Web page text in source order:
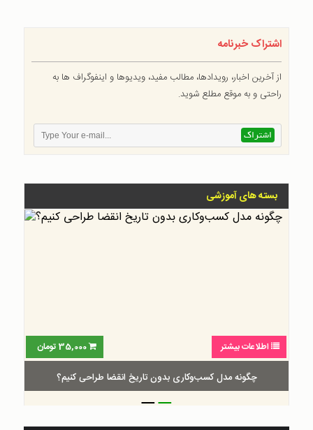
اشتراک خبرنامه
از آخرین اخبار، رویدادها، مطالب مفید، ویدیوها و اینفوگراف ها به
راحتی و به موقع مطلع شوید.
بسته های آموزشی
اطلاعات بیشتر 35,000 تومان
چگونه مدل کسب‌و‌کاری بدون تاریخ انقضا طراحی کنیم؟
__